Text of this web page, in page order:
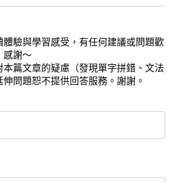
驗與學習感受，有任何建議或問題歡
感謝～
篇文章的疑慮（發現單字拼錯、文法
問題恕不提供回答服務。謝謝。